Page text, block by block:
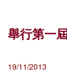
舉行第一
19/11/2013